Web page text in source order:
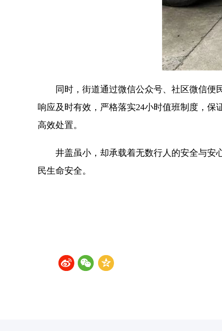
同时，街道通过微信公众号、社区微信
响应及时有效，严格落实24小时值班制度，
高效处置。
井盖虽小，却承载着无数行人的安全与安
民生命安全。